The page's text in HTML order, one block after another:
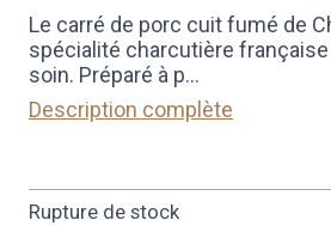
Le carré de porc cuit fumé de
spécialité charcutière
soin. Préparé à p...
Description complète
Rupture de stock